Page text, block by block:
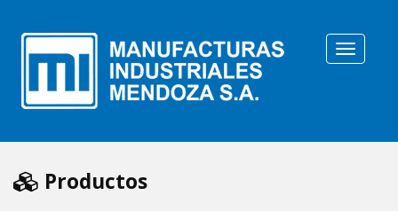
Toggle
N
Productos